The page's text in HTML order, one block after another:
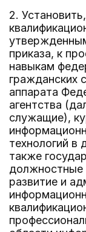
2.
приказа, к
навыкам
гражданских
аппарата
агентства
служащие),
технологий в
также
должностные
развитие и